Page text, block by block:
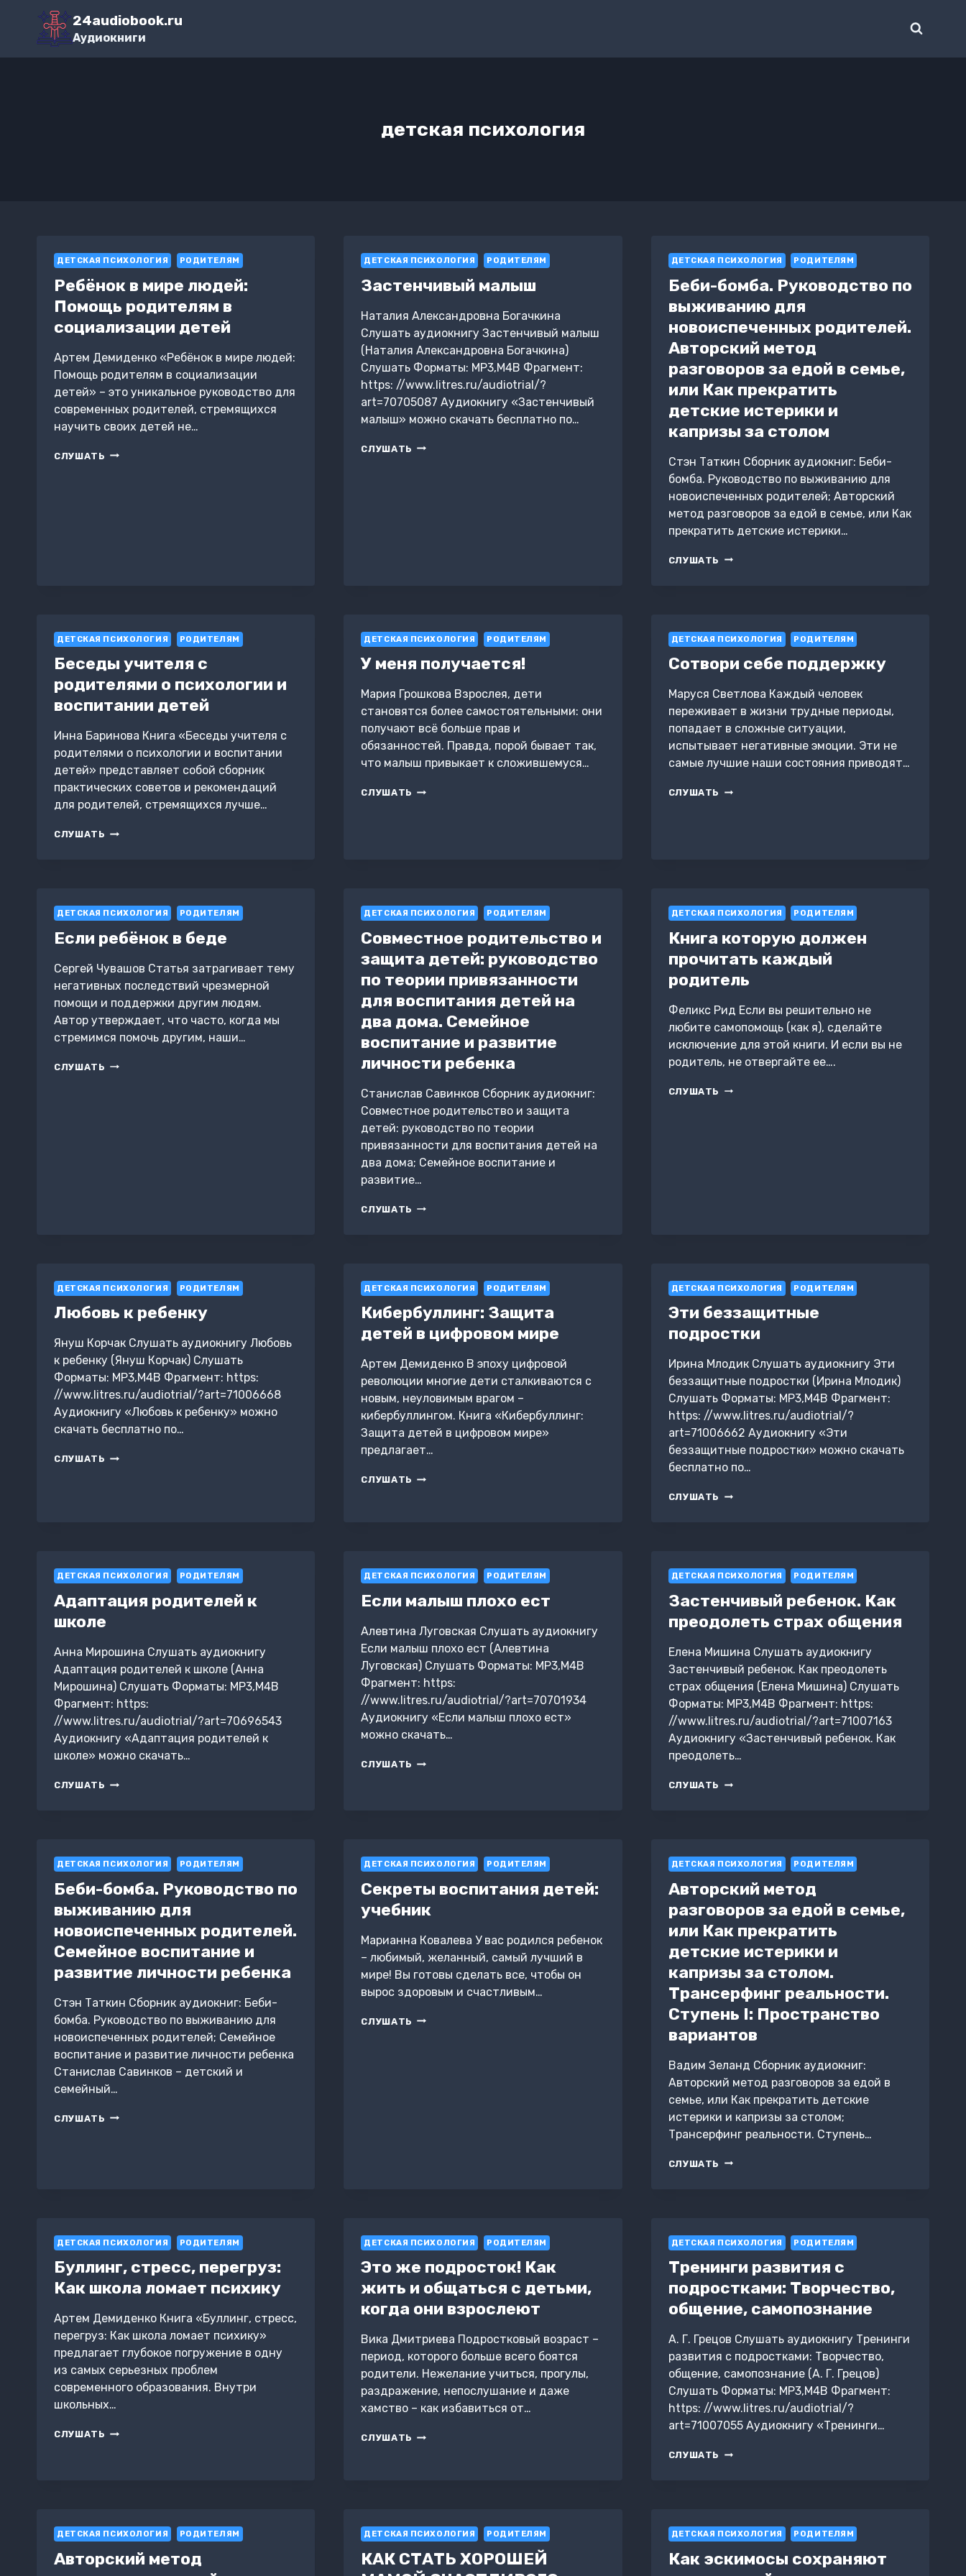
Перейти
содержимому
24audiobook.ru
Аудиокниги
детская психология
ДЕТСКАЯ ПСИХОЛОГИЯ РОДИТЕЛЯМ
Ребёнок в мире людей:
Помощь родителям в
социализации детей
Артем Демиденко «Ребёнок в мире людей:
Помощь родителям в социализации
детей» – это уникальное руководство для
современных родителей, стремящихся
научить своих детей не…
СЛУШАТЬ РЕБЁНОК
ДЕТСКАЯ ПСИХОЛОГИЯ РОДИТЕЛЯМ
Застенчивый малыш
Наталия Александровна Богачкина
Слушать аудиокнигу Застенчивый малыш
(Наталия Александровна Богачкина)
Слушать Форматы: MP3,M4B Фрагмент:
https: //www.litres.ru/audiotrial/?
art=70705087 Аудиокнигу «Застенчивый
малыш» можно скачать бесплатно по…
СЛУШАТЬ ЗАСТЕНЧИВЫЙ
ДЕТСКАЯ ПСИХОЛОГИЯ РОДИТЕЛЯМ
Беби-бомба. Руководство по
выживанию для
новоиспеченных родителей.
Авторский метод
разговоров за едой в семье,
или Как прекратить
детские истерики и
капризы за столом
Стэн Таткин Сборник аудиокниг: Беби-
бомба. Руководство по выживанию для
новоиспеченных родителей; Авторский
метод разговоров за едой в семье, или Как
прекратить детские истерики…
СЛУШАТЬ БЕБИ-
НОВОИСПЕЧЕННЫХ
АВТОРСКИЙ
РАЗГОВОРОВ
ЗА
В
СЕМЬЕ,
ИЛИ
ПРЕКРАТИТЬ
ДЕТСКАЯ ПСИХОЛОГИЯ РОДИТЕЛЯМ
Беседы учителя с
родителями о психологии и
воспитании детей
Инна Баринова Книга «Беседы учителя с
родителями о психологии и воспитании
детей» представляет собой сборник
практических советов и рекомендаций
для родителей, стремящихся лучше…
СЛУШАТЬ БЕСЕДЫ
И
ДЕТЕЙ
ДЕТСКАЯ ПСИХОЛОГИЯ РОДИТЕЛЯМ
У меня получается!
Мария Грошкова Взрослея, дети
становятся более самостоятельными: они
получают всё больше прав и
обязанностей. Правда, порой бывает так,
что малыш привыкает к сложившемуся…
СЛУШАТЬ У
ДЕТСКАЯ ПСИХОЛОГИЯ РОДИТЕЛЯМ
Сотвори себе поддержку
Маруся Светлова Каждый человек
переживает в жизни трудные периоды,
попадает в сложные ситуации,
испытывает негативные эмоции. Эти не
самые лучшие наши состояния приводят…
СЛУШАТЬ СОТВОРИ
ДЕТСКАЯ ПСИХОЛОГИЯ РОДИТЕЛЯМ
Если ребёнок в беде
Сергей Чувашов Статья затрагивает тему
негативных последствий чрезмерной
помощи и поддержки другим людям.
Автор утверждает, что часто, когда мы
стремимся помочь другим, наши…
СЛУШАТЬ ЕСЛИ
ДЕТСКАЯ ПСИХОЛОГИЯ РОДИТЕЛЯМ
Совместное родительство и
защита детей: руководство
по теории привязанности
для воспитания детей на
два дома. Семейное
воспитание и развитие
личности ребенка
Станислав Савинков Сборник аудиокниг:
Совместное родительство и защита
детей: руководство по теории
привязанности для воспитания детей на
два дома; Семейное воспитание и
развитие…
СЛУШАТЬ СОВМЕСТНОЕ
ПО
ПРИВЯЗАННОСТИ
ДЛЯ
ВОСПИТАНИЯ
НА
ДВА
ДОМА.
СЕМЕЙНОЕ
И
РАЗВИТИЕ
РЕБЕНКА
ДЕТСКАЯ ПСИХОЛОГИЯ РОДИТЕЛЯМ
Книга которую должен
прочитать каждый
родитель
Феликс Рид Если вы решительно не
любите самопомощь (как я), сделайте
исключение для этой книги. И если вы не
родитель, не отвергайте ее….
СЛУШАТЬ КНИГА
ДЕТСКАЯ ПСИХОЛОГИЯ РОДИТЕЛЯМ
Любовь к ребенку
Януш Корчак Слушать аудиокнигу Любовь
к ребенку (Януш Корчак) Слушать
Форматы: MP3,M4B Фрагмент: https:
//www.litres.ru/audiotrial/?art=71006668
Аудиокнигу «Любовь к ребенку» можно
скачать бесплатно по…
СЛУШАТЬ ЛЮБОВЬ
ДЕТСКАЯ ПСИХОЛОГИЯ РОДИТЕЛЯМ
Кибербуллинг: Защита
детей в цифровом мире
Артем Демиденко В эпоху цифровой
революции многие дети сталкиваются с
новым, неуловимым врагом –
кибербуллингом. Книга «Кибербуллинг:
Защита детей в цифровом мире»
предлагает…
СЛУШАТЬ КИБЕРБУЛЛИНГ:
ДЕТСКАЯ ПСИХОЛОГИЯ РОДИТЕЛЯМ
Эти беззащитные
подростки
Ирина Млодик Слушать аудиокнигу Эти
беззащитные подростки (Ирина Млодик)
Слушать Форматы: MP3,M4B Фрагмент:
https: //www.litres.ru/audiotrial/?
art=71006662 Аудиокнигу «Эти
беззащитные подростки» можно скачать
бесплатно по…
СЛУШАТЬ ЭТИ
ДЕТСКАЯ ПСИХОЛОГИЯ РОДИТЕЛЯМ
Адаптация родителей к
школе
Анна Мирошина Слушать аудиокнигу
Адаптация родителей к школе (Анна
Мирошина) Слушать Форматы: MP3,M4B
Фрагмент: https:
//www.litres.ru/audiotrial/?art=70696543
Аудиокнигу «Адаптация родителей к
школе» можно скачать…
СЛУШАТЬ АДАПТАЦИЯ
ДЕТСКАЯ ПСИХОЛОГИЯ РОДИТЕЛЯМ
Если малыш плохо ест
Алевтина Луговская Слушать аудиокнигу
Если малыш плохо ест (Алевтина
Луговская) Слушать Форматы: MP3,M4B
Фрагмент: https:
//www.litres.ru/audiotrial/?art=70701934
Аудиокнигу «Если малыш плохо ест»
можно скачать…
СЛУШАТЬ ЕСЛИ
ДЕТСКАЯ ПСИХОЛОГИЯ РОДИТЕЛЯМ
Застенчивый ребенок. Как
преодолеть страх общения
Елена Мишина Слушать аудиокнигу
Застенчивый ребенок. Как преодолеть
страх общения (Елена Мишина) Слушать
Форматы: MP3,M4B Фрагмент: https:
//www.litres.ru/audiotrial/?art=71007163
Аудиокнигу «Застенчивый ребенок. Как
преодолеть…
СЛУШАТЬ ЗАСТЕНЧИВЫЙ
ДЕТСКАЯ ПСИХОЛОГИЯ РОДИТЕЛЯМ
Беби-бомба. Руководство по
выживанию для
новоиспеченных родителей.
Семейное воспитание и
развитие личности ребенка
Стэн Таткин Сборник аудиокниг: Беби-
бомба. Руководство по выживанию для
новоиспеченных родителей; Семейное
воспитание и развитие личности ребенка
Станислав Савинков – детский и
семейный…
СЛУШАТЬ БЕБИ-
ВОСПИТАНИЕ
И
РАЗВИТИЕ
РЕБЕНКА
ДЕТСКАЯ ПСИХОЛОГИЯ РОДИТЕЛЯМ
Секреты воспитания детей:
учебник
Марианна Ковалева У вас родился ребенок
– любимый, желанный, самый лучший в
мире! Вы готовы сделать все, чтобы он
вырос здоровым и счастливым…
СЛУШАТЬ СЕКРЕТЫ
ДЕТСКАЯ ПСИХОЛОГИЯ РОДИТЕЛЯМ
Авторский метод
разговоров за едой в семье,
или Как прекратить
детские истерики и
капризы за столом.
Трансерфинг реальности.
Ступень I: Пространство
вариантов
Вадим Зеланд Сборник аудиокниг:
Авторский метод разговоров за едой в
семье, или Как прекратить детские
истерики и капризы за столом;
Трансерфинг реальности. Ступень…
СЛУШАТЬ АВТОРСКИЙ
СЕМЬЕ,
КАК
ПРЕКРАТИТЬ
ИСТЕРИКИ
КАПРИЗЫ
ЗА
СТОЛОМ.
ТРАНСЕРФИНГ
РЕАЛЬНОСТИ.
СТУПЕНЬ
I:
ПРОСТРАНСТВО
ДЕТСКАЯ ПСИХОЛОГИЯ РОДИТЕЛЯМ
Буллинг, стресс, перегруз:
Как школа ломает психику
Артем Демиденко Книга «Буллинг, стресс,
перегруз: Как школа ломает психику»
предлагает глубокое погружение в одну
из самых серьезных проблем
современного образования. Внутри
школьных…
СЛУШАТЬ БУЛЛИНГ,
ДЕТСКАЯ ПСИХОЛОГИЯ РОДИТЕЛЯМ
Это же подросток! Как
жить и общаться с детьми,
когда они взрослеют
Вика Дмитриева Подростковый возраст –
период, которого больше всего боятся
родители. Нежелание учиться, прогулы,
раздражение, непослушание и даже
хамство – как избавиться от…
СЛУШАТЬ ЭТО
С
ДЕТЬМИ,
КОГДА
ОНИ
ДЕТСКАЯ ПСИХОЛОГИЯ РОДИТЕЛЯМ
Тренинги развития с
подростками: Творчество,
общение, самопознание
А. Г. Грецов Слушать аудиокнигу Тренинги
развития с подростками: Творчество,
общение, самопознание (А. Г. Грецов)
Слушать Форматы: MP3,M4B Фрагмент:
https: //www.litres.ru/audiotrial/?
art=71007055 Аудиокнигу «Тренинги…
СЛУШАТЬ ТРЕНИНГИ
САМОПОЗНАНИЕ
ДЕТСКАЯ ПСИХОЛОГИЯ РОДИТЕЛЯМ
Авторский метод
ДЕТСКАЯ ПСИХОЛОГИЯ РОДИТЕЛЯМ
КАК СТАТЬ ХОРОШЕЙ
ДЕТСКАЯ ПСИХОЛОГИЯ РОДИТЕЛЯМ
Как эскимосы сохраняют